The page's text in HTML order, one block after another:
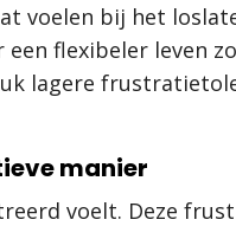
voelen bij het
flexibeler leven
lagere
manier
voelt. Deze